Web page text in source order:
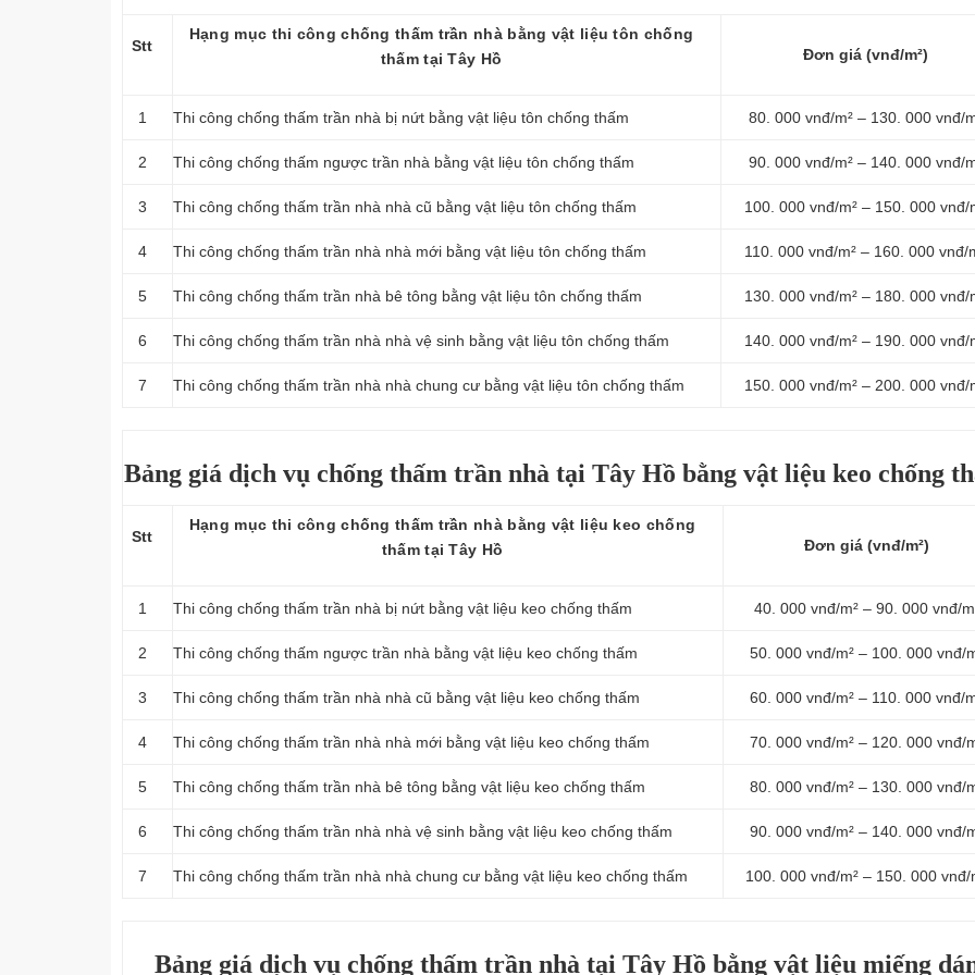
Stt
Hạng mục thi công chống thấm trần nhà bằng vật liệu tôn chống
thấm tại Tây Hồ
Đơn giá (vnđ/m²)
1 Thi công chống thấm trần nhà bị nứt bằng vật liệu tôn chống thấm 80. 000 vnđ/m² – 130. 000 vnđ/
2 Thi công chống thấm ngược trần nhà bằng vật liệu tôn chống thấm 90. 000 vnđ/m² – 140. 000 vnđ/
3 Thi công chống thấm trần nhà nhà cũ bằng vật liệu tôn chống thấm 100. 000 vnđ/m² – 150. 000 vnđ/
4 Thi công chống thấm trần nhà nhà mới bằng vật liệu tôn chống thấm 110. 000 vnđ/m² – 160. 000 vnđ/
5 Thi công chống thấm trần nhà bê tông bằng vật liệu tôn chống thấm 130. 000 vnđ/m² – 180. 000 vnđ/
6 Thi công chống thấm trần nhà nhà vệ sinh bằng vật liệu tôn chống thấm 140. 000 vnđ/m² – 190. 000 vnđ/
7 Thi công chống thấm trần nhà nhà chung cư bằng vật liệu tôn chống thấm 150. 000 vnđ/m² – 200. 000 vnđ/
Bảng giá dịch vụ chống thấm trần nhà tại Tây Hồ bằng vật liệu keo chống
Stt
Hạng mục thi công chống thấm trần nhà bằng vật liệu keo chống
thấm tại Tây Hồ
Đơn giá (vnđ/m²)
1 Thi công chống thấm trần nhà bị nứt bằng vật liệu keo chống thấm 40. 000 vnđ/m² – 90. 000 vnđ/
2 Thi công chống thấm ngược trần nhà bằng vật liệu keo chống thấm 50. 000 vnđ/m² – 100. 000 vnđ/
3 Thi công chống thấm trần nhà nhà cũ bằng vật liệu keo chống thấm 60. 000 vnđ/m² – 110. 000 vnđ/
4 Thi công chống thấm trần nhà nhà mới bằng vật liệu keo chống thấm 70. 000 vnđ/m² – 120. 000 vnđ/
5 Thi công chống thấm trần nhà bê tông bằng vật liệu keo chống thấm 80. 000 vnđ/m² – 130. 000 vnđ/
6 Thi công chống thấm trần nhà nhà vệ sinh bằng vật liệu keo chống thấm 90. 000 vnđ/m² – 140. 000 vnđ/
7 Thi công chống thấm trần nhà nhà chung cư bằng vật liệu keo chống thấm 100. 000 vnđ/m² – 150. 000 vnđ/
Bảng giá dịch vụ chống thấm trần nhà tại Tây Hồ bằng vật liệu miếng